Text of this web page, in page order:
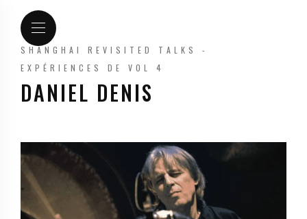
SHANGHAI REVISITED TALKS -
EXPÉRIENCES DE VOL 4
DANIEL DENIS